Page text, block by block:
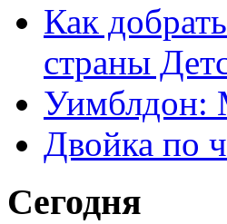
Как
страны
Уимблдон:
Двойка по
Сегодня